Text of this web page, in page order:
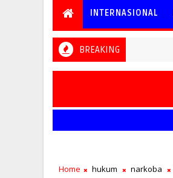
INTERNASIONAL
BREAKING
Home hukum narkoba